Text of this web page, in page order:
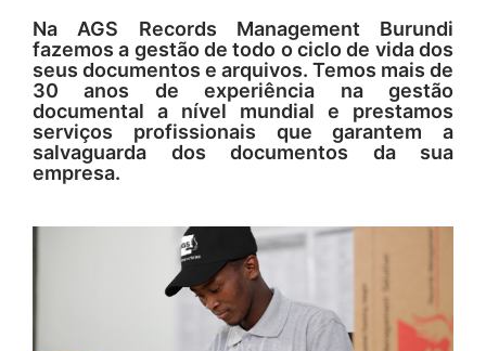
Na AGS Records Management Burundi
fazemos a gestão de todo o ciclo de vida dos
seus documentos e arquivos. Temos mais de
30 anos de experiência na gestão
documental a nível mundial e prestamos
serviços profissionais que garantem a
salvaguarda dos documentos da sua
empresa.